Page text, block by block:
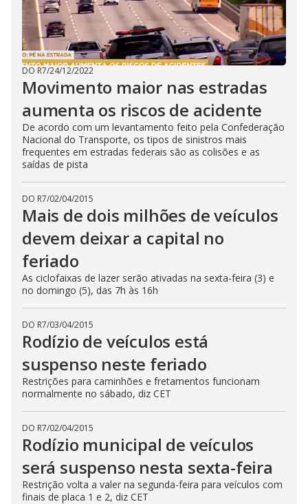
DO R7/24/12/2022
Movimento maior nas estradas
aumenta os riscos de acidente
De acordo com um levantamento feito pela Confederação
Nacional do Transporte, os tipos de sinistros mais
frequentes em estradas federais são as colisões e as
saídas de pista
DO R7/02/04/2015
Mais de dois milhões de veículos
devem deixar a capital no
feriado
As ciclofaixas de lazer serão ativadas na sexta-feira (3) e
no domingo (5), das 7h às 16h
DO R7/03/04/2015
Rodízio de veículos está
suspenso neste feriado
Restrições para caminhões e fretamentos funcionam
normalmente no sábado, diz CET
DO R7/02/04/2015
Rodízio municipal de veículos
será suspenso nesta sexta-feira
Restrição volta a valer na segunda-feira para veículos com
finais de placa 1 e 2, diz CET